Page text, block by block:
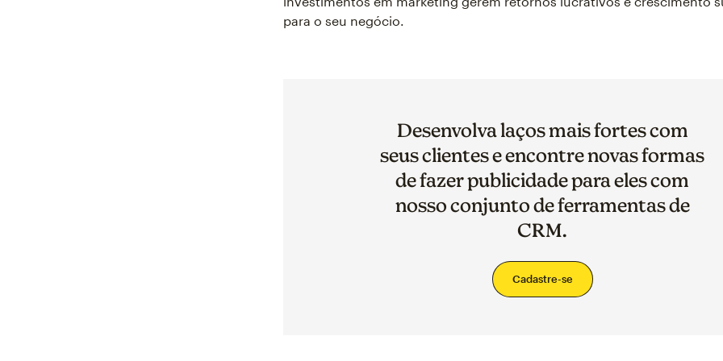
para o seu negócio.
Desenvolva laços mais fortes com
seus clientes e encontre novas formas
de fazer publicidade para eles com
nosso conjunto de ferramentas de
CRM.
Cadastre-se